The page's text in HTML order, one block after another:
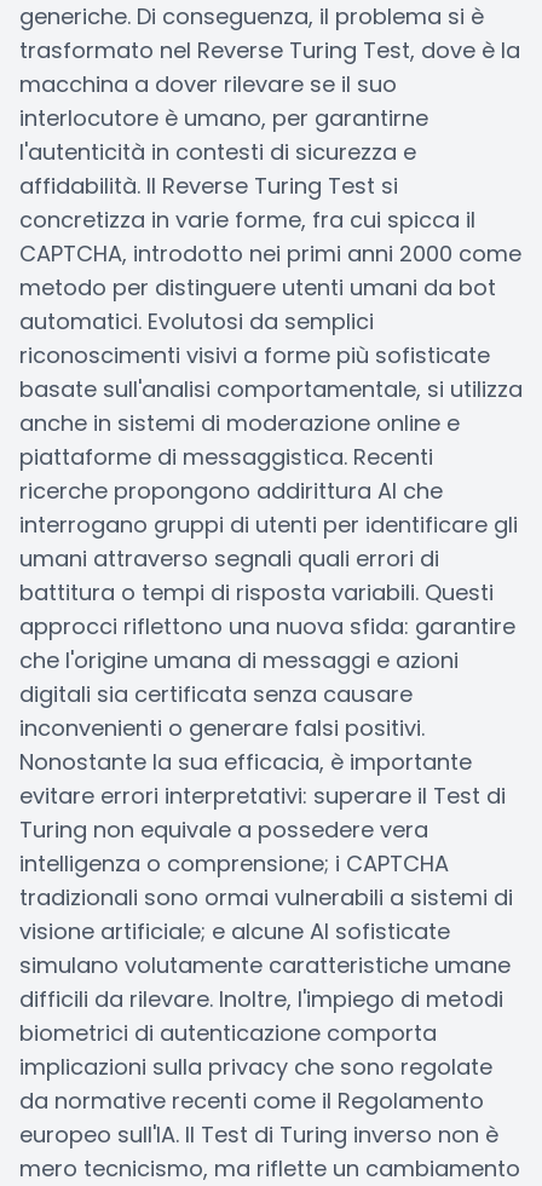
generiche. Di conseguenza, il problema si è
trasformato nel Reverse Turing Test, dove è la
macchina a dover rilevare se il suo
interlocutore è umano, per garantirne
l'autenticità in contesti di sicurezza e
affidabilità. Il Reverse Turing Test si
concretizza in varie forme, fra cui spicca il
CAPTCHA, introdotto nei primi anni 2000 come
metodo per distinguere utenti umani da bot
automatici. Evolutosi da semplici
riconoscimenti visivi a forme più sofisticate
basate sull'analisi comportamentale, si utilizza
anche in sistemi di moderazione online e
piattaforme di messaggistica. Recenti
ricerche propongono addirittura AI che
interrogano gruppi di utenti per identificare gli
umani attraverso segnali quali errori di
battitura o tempi di risposta variabili. Questi
approcci riflettono una nuova sfida: garantire
che l'origine umana di messaggi e azioni
digitali sia certificata senza causare
inconvenienti o generare falsi positivi.
Nonostante la sua efficacia, è importante
evitare errori interpretativi: superare il Test di
Turing non equivale a possedere vera
intelligenza o comprensione; i CAPTCHA
tradizionali sono ormai vulnerabili a sistemi di
visione artificiale; e alcune AI sofisticate
simulano volutamente caratteristiche umane
difficili da rilevare. Inoltre, l'impiego di metodi
biometrici di autenticazione comporta
implicazioni sulla privacy che sono regolate
da normative recenti come il Regolamento
europeo sull'IA. Il Test di Turing inverso non è
mero tecnicismo, ma riflette un cambiamento